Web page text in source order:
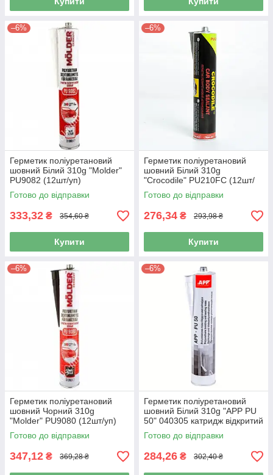
–6%
Герметик поліуретановий
шовний Білий 310g "Molder"
PU9082 (12шт/уп)
Готово до відправки
333,32 ₴ 354,60 ₴
Купити
–6%
Герметик поліуретановий
шовний Білий 310g
"Crocodile" PU210FC (12шт/
уп)
Готово до відправки
276,34 ₴ 293,98 ₴
Купити
–6%
Герметик поліуретановий
шовний Чорний 310g
"Molder" PU9080 (12шт/уп)
Готово до відправки
347,12 ₴ 369,28 ₴
–6%
Герметик поліуретановий
шовний Білий 310g "APP PU
50" 040305 катридж відкритий
(12шт/уп)
Готово до відправки
284,26 ₴ 302,40 ₴